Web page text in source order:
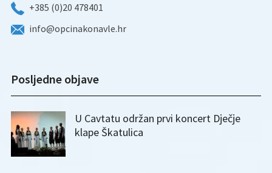
+385 (0)20 478401
info@opcinakonavle.hr
Posljedne objave
U Cavtatu održan prvi koncert Dječje
klape Škatulica